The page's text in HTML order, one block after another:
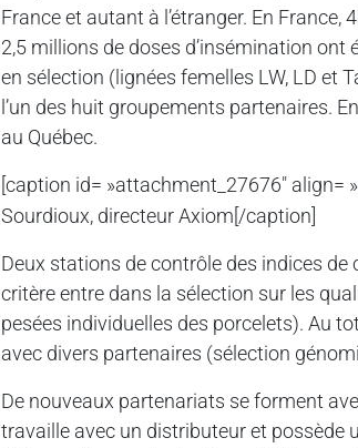
France et autant à l’étranger. En France,
2,5 millions de doses d’insémination
en sélection (lignées femelles LW, LD et
l’un des huit groupements partenaires.
au Québec.
[caption id= »attachment_27676″ align=
Sourdioux, directeur Axiom[/caption]
Deux stations de contrôle des indices
critère entre dans la sélection sur les
pesées individuelles des porcelets). Au
avec divers partenaires (sélection
De nouveaux partenariats se forment
travaille avec un distributeur et possède